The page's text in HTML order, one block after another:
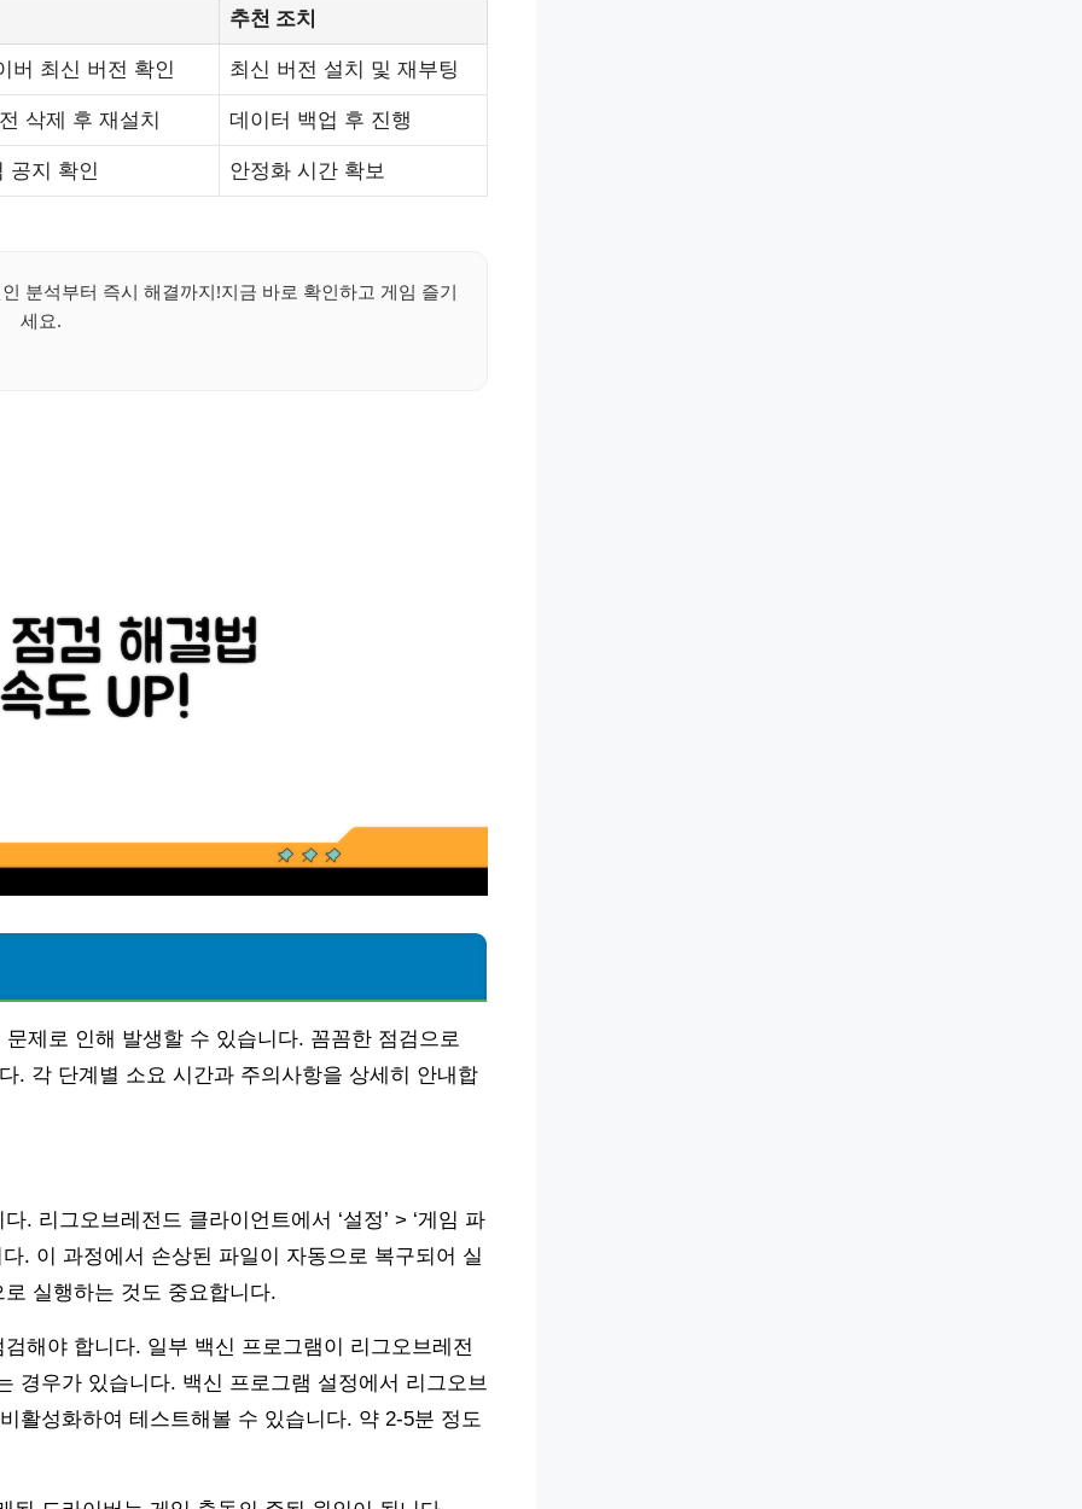
추천 조치
버 최신 버전 확인 최신 버전 설치 및 재부팅
삭제 후 재설치 데이터 백업 후 진행
공지 확인 안정화 시간 확보
분석부터 즉시 해결까지!지금 바로 확인하고 게임 즐기
세요.
제로 인해 발생할 수 있습니다. 꼼꼼한 점검으로
. 각 단계별 소요 시간과 주의사항을 상세히 안내합
. 리그오브레전드 클라이언트에서 ‘설정’ > ‘게임 파
. 이 과정에서 손상된 파일이 자동으로 복구되어 실
실행하는 것도 중요합니다.
해야 합니다. 일부 백신 프로그램이 리그오브레전
경우가 있습니다. 백신 프로그램 설정에서 리그오브
활성화하여 테스트해볼 수 있습니다. 약 2-5분 정도